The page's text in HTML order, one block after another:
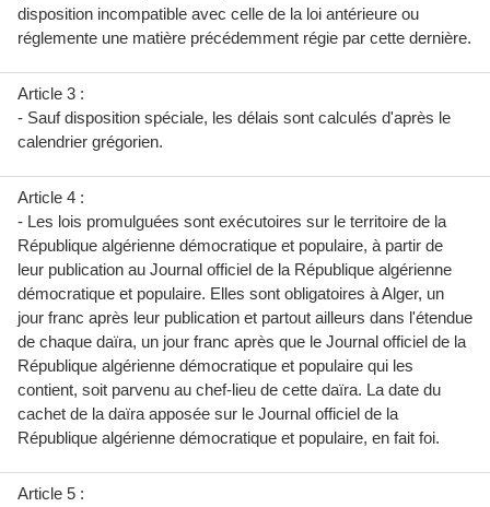
disposition incompatible avec celle de la loi antérieure ou
réglemente une matière précédemment régie par cette dernière.
Article 3 :
- Sauf disposition spéciale, les délais sont calculés d'après le
calendrier grégorien.
Article 4 :
- Les lois promulguées sont exécutoires sur le territoire de la
République algérienne démocratique et populaire, à partir de
leur publication au Journal officiel de la République algérienne
démocratique et populaire. Elles sont obligatoires à Alger, un
jour franc après leur publication et partout ailleurs dans l'étendue
de chaque daïra, un jour franc après que le Journal officiel de la
République algérienne démocratique et populaire qui les
contient, soit parvenu au chef-lieu de cette daïra. La date du
cachet de la daïra apposée sur le Journal officiel de la
République algérienne démocratique et populaire, en fait foi.
Article 5 :